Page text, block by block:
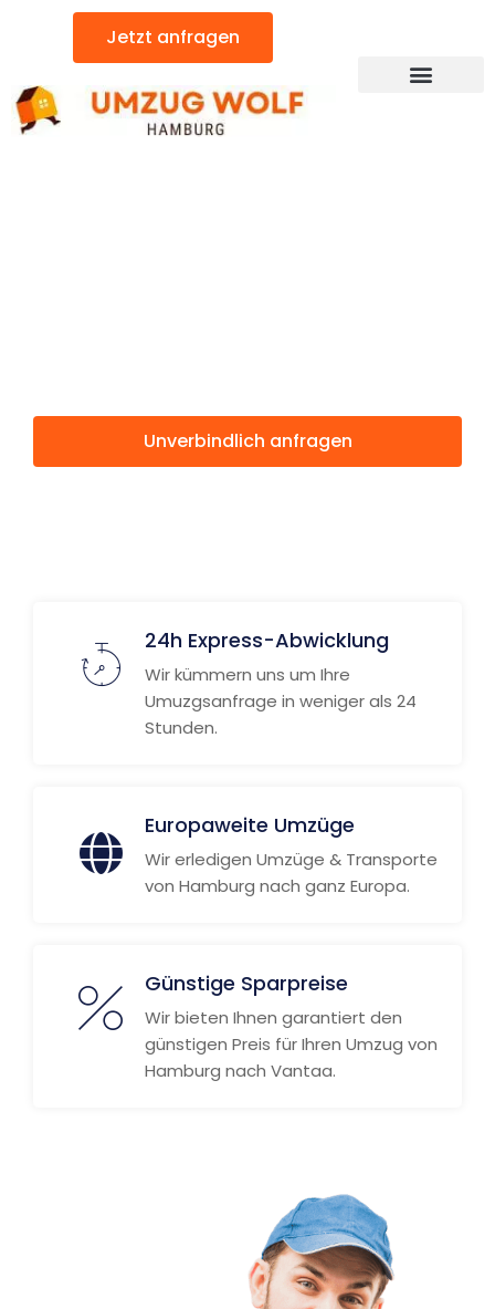
Jetzt anfragen
Unverbindlich anfragen
24h Express-Abwicklung
Wir kümmern uns um Ihre
Umuzgsanfrage in weniger als 24
Stunden.
Europaweite Umzüge
Wir erledigen Umzüge & Transporte
von Hamburg nach ganz Europa.
Günstige Sparpreise
Wir bieten Ihnen garantiert den
günstigen Preis für Ihren Umzug von
Hamburg nach Vantaa.